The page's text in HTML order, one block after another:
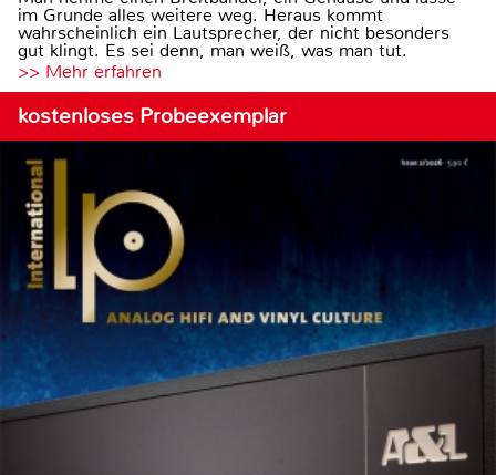
im Grunde alles weitere weg. Heraus kommt
wahrscheinlich ein Lautsprecher, der nicht besonders
gut klingt. Es sei denn, man weiß, was man tut.
>> Mehr erfahren
kostenloses Probeexemplar